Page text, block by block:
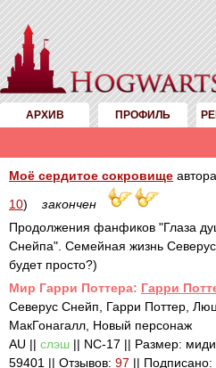
АРХИВ ПРОФИЛЬ
Моё сердитое сокровище автора
10) закончен
Продолжения фанфиков "Глаза
Снейпа". Семейная жизнь
будет просто?)
Mир Гарри Поттера: Гарри
Северус Снейп, Гарри Поттер,
МакГонагалл, Новый персонаж
AU || слэш || NC-17 || Размер:
59401 || Отзывов: 97 || Подписано: